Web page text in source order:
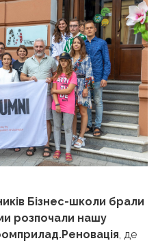
Бізнес-школи брали
розпочали нашу
, де